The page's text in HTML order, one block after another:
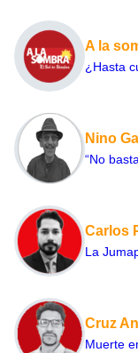
A la
¿Hasta
Nino
“No
Carlos
La
Cruz
Muerte